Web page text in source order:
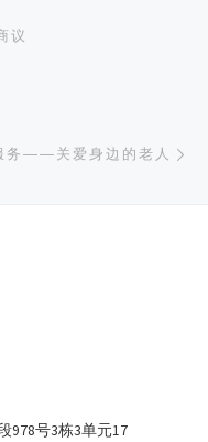
议
务——关爱身边的老人
978号3栋3单元17